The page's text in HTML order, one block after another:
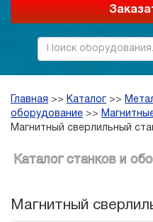
Главная >> Каталог >>
оборудование >>
Магнитный сверлильный
Каталог станков и
Магнитный